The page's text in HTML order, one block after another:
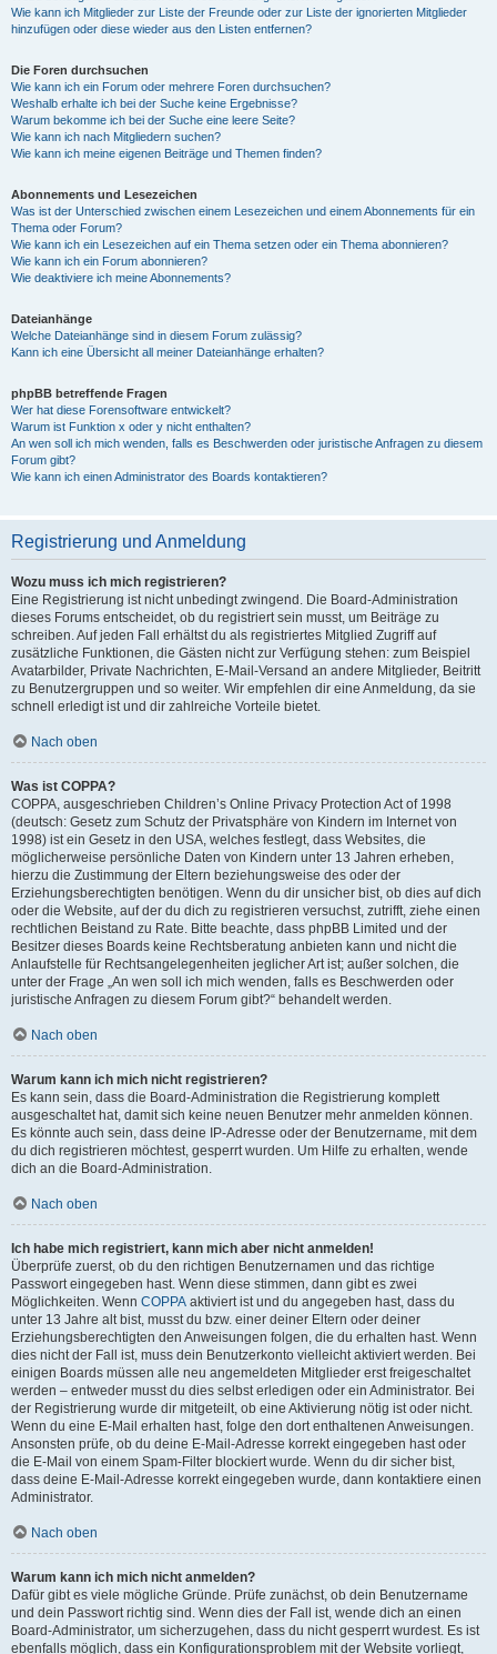
Wie kann ich Mitglieder zur Liste der Freunde oder zur Liste der ignorierten Mitglieder
hinzufügen oder diese wieder aus den Listen entfernen?
Die Foren durchsuchen
Wie kann ich ein Forum oder mehrere Foren durchsuchen?
Weshalb erhalte ich bei der Suche keine Ergebnisse?
Warum bekomme ich bei der Suche eine leere Seite?
Wie kann ich nach Mitgliedern suchen?
Wie kann ich meine eigenen Beiträge und Themen finden?
Abonnements und Lesezeichen
Was ist der Unterschied zwischen einem Lesezeichen und einem Abonnements für ein
Thema oder Forum?
Wie kann ich ein Lesezeichen auf ein Thema setzen oder ein Thema abonnieren?
Wie kann ich ein Forum abonnieren?
Wie deaktiviere ich meine Abonnements?
Dateianhänge
Welche Dateianhänge sind in diesem Forum zulässig?
Kann ich eine Übersicht all meiner Dateianhänge erhalten?
phpBB betreffende Fragen
Wer hat diese Forensoftware entwickelt?
Warum ist Funktion x oder y nicht enthalten?
An wen soll ich mich wenden, falls es Beschwerden oder juristische Anfragen zu diesem
Forum gibt?
Wie kann ich einen Administrator des Boards kontaktieren?
Registrierung und Anmeldung
Wozu muss ich mich registrieren?
Eine Registrierung ist nicht unbedingt zwingend. Die Board-Administration
dieses Forums entscheidet, ob du registriert sein musst, um Beiträge zu
schreiben. Auf jeden Fall erhältst du als registriertes Mitglied Zugriff auf
zusätzliche Funktionen, die Gästen nicht zur Verfügung stehen: zum Beispiel
Avatarbilder, Private Nachrichten, E-Mail-Versand an andere Mitglieder, Beitritt
zu Benutzergruppen und so weiter. Wir empfehlen dir eine Anmeldung, da sie
schnell erledigt ist und dir zahlreiche Vorteile bietet.
Nach oben
Was ist COPPA?
COPPA, ausgeschrieben Children’s Online Privacy Protection Act of 1998
(deutsch: Gesetz zum Schutz der Privatsphäre von Kindern im Internet von
1998) ist ein Gesetz in den USA, welches festlegt, dass Websites, die
möglicherweise persönliche Daten von Kindern unter 13 Jahren erheben,
hierzu die Zustimmung der Eltern beziehungsweise des oder der
Erziehungsberechtigten benötigen. Wenn du dir unsicher bist, ob dies auf dich
oder die Website, auf der du dich zu registrieren versuchst, zutrifft, ziehe einen
rechtlichen Beistand zu Rate. Bitte beachte, dass phpBB Limited und der
Besitzer dieses Boards keine Rechtsberatung anbieten kann und nicht die
Anlaufstelle für Rechtsangelegenheiten jeglicher Art ist; außer solchen, die
unter der Frage „An wen soll ich mich wenden, falls es Beschwerden oder
juristische Anfragen zu diesem Forum gibt?“ behandelt werden.
Nach oben
Warum kann ich mich nicht registrieren?
Es kann sein, dass die Board-Administration die Registrierung komplett
ausgeschaltet hat, damit sich keine neuen Benutzer mehr anmelden können.
Es könnte auch sein, dass deine IP-Adresse oder der Benutzername, mit dem
du dich registrieren möchtest, gesperrt wurden. Um Hilfe zu erhalten, wende
dich an die Board-Administration.
Nach oben
Ich habe mich registriert, kann mich aber nicht anmelden!
Überprüfe zuerst, ob du den richtigen Benutzernamen und das richtige
Passwort eingegeben hast. Wenn diese stimmen, dann gibt es zwei
Möglichkeiten. Wenn COPPA aktiviert ist und du angegeben hast, dass du
unter 13 Jahre alt bist, musst du bzw. einer deiner Eltern oder deiner
Erziehungsberechtigten den Anweisungen folgen, die du erhalten hast. Wenn
dies nicht der Fall ist, muss dein Benutzerkonto vielleicht aktiviert werden. Bei
einigen Boards müssen alle neu angemeldeten Mitglieder erst freigeschaltet
werden – entweder musst du dies selbst erledigen oder ein Administrator. Bei
der Registrierung wurde dir mitgeteilt, ob eine Aktivierung nötig ist oder nicht.
Wenn du eine E-Mail erhalten hast, folge den dort enthaltenen Anweisungen.
Ansonsten prüfe, ob du deine E-Mail-Adresse korrekt eingegeben hast oder
die E-Mail von einem Spam-Filter blockiert wurde. Wenn du dir sicher bist,
dass deine E-Mail-Adresse korrekt eingegeben wurde, dann kontaktiere einen
Administrator.
Nach oben
Warum kann ich mich nicht anmelden?
Dafür gibt es viele mögliche Gründe. Prüfe zunächst, ob dein Benutzername
und dein Passwort richtig sind. Wenn dies der Fall ist, wende dich an einen
Board-Administrator, um sicherzugehen, dass du nicht gesperrt wurdest. Es ist
ebenfalls möglich, dass ein Konfigurationsproblem mit der Website vorliegt,